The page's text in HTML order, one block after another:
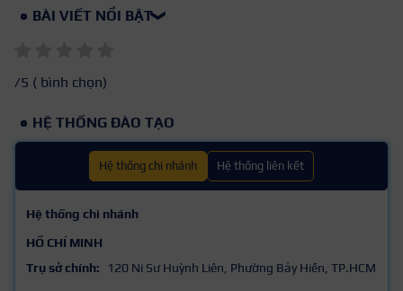
BÀI VIẾT NỔI BẬT❯
/5 ( bình chọn)
HỆ THỐNG ĐÀO TẠO
Hệ thống chi nhánh Hệ thống liên kết
Hệ thống chi nhánh
HỒ CHÍ MINH
Trụ sở chính:
120 Ni Sư Huỳnh Liên, Phường Bảy Hiền, TP.HCM